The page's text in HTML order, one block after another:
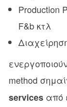
Production
F&b κτλ
method
servicesαπό